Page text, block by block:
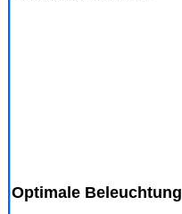
Optimale Beleuchtung